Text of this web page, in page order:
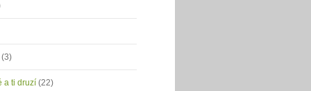
(3)
a ti druzí (22)